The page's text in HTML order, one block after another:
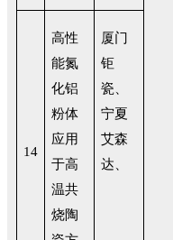
14
高性
能氮
化铝
粉体
应用
于高
温共
烧陶
厦门
钜
瓷、
宁夏
艾森
达、